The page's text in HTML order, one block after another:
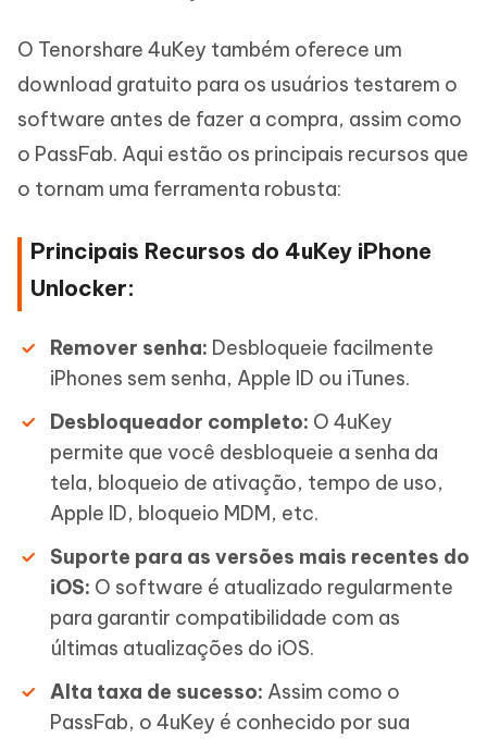
O Tenorshare 4uKey também oferece um
download gratuito para os usuários testarem o
software antes de fazer a compra, assim como
o PassFab. Aqui estão os principais recursos que
o tornam uma ferramenta robusta:
Principais Recursos do 4uKey iPhone
Unlocker:
Remover senha: Desbloqueie facilmente
iPhones sem senha, Apple ID ou iTunes.
Desbloqueador completo: O 4uKey
permite que você desbloqueie a senha da
tela, bloqueio de ativação, tempo de uso,
Apple ID, bloqueio MDM, etc.
Suporte para as versões mais recentes do
iOS: O software é atualizado regularmente
para garantir compatibilidade com as
últimas atualizações do iOS.
Alta taxa de sucesso: Assim como o
PassFab, o 4uKey é conhecido por sua